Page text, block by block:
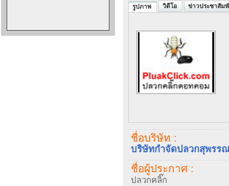
รูปภาพ วิดีโอ ข่าวประชาสัม
ชื่อบริษัท :
บริษัทกำจัดปลวกสุพรร
ชื่อผู้ประกาศ :
ปลวกคลิ๊ก